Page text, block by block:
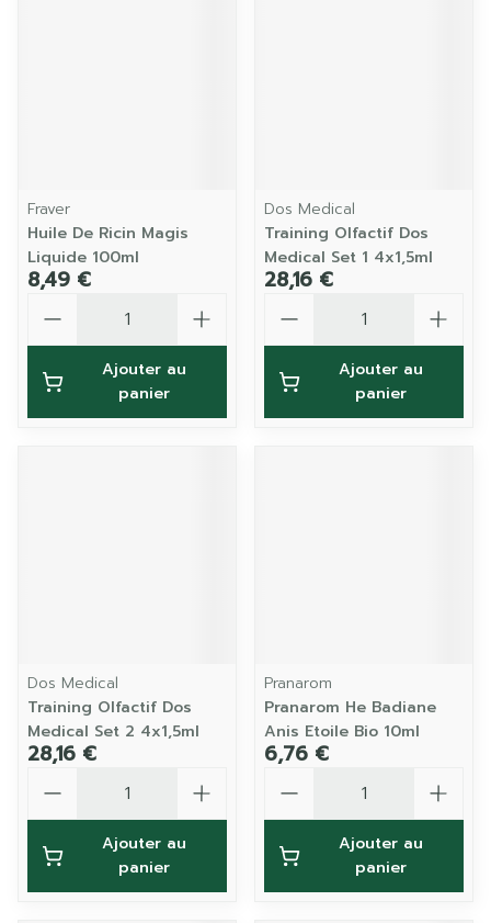
Fraver
Huile De Ricin Magis
Liquide 100ml
8,49 €
Ajouter au
panier
Dos Medical
Training Olfactif Dos
Medical Set 1 4x1,5ml
28,16 €
Ajouter au
panier
Dos Medical
Training Olfactif Dos
Medical Set 2 4x1,5ml
28,16 €
Ajouter au
panier
Pranarom
Pranarom He Badiane
Anis Etoile Bio 10ml
6,76 €
Ajouter au
panier